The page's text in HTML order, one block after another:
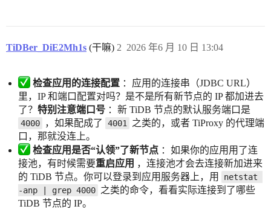
TiDBer_DiE2Mh1s (干嘛) 2026 年6 月 10 日 13:04
2
检查应用的连接配置 ：应用的连接串（JDBC URL）
里，IP 和端口配置对吗？是不是所有新节点的 IP 都加进去
了？ 特别注意端口号 ：新 TiDB 节点的默认服务端口是
4000 ，如果配成了 4001
之类的，或者 TiProxy 的代理端
口，那就没连上。
检查应用是否“认领”了新节点 ：如果你的应用用了连
接池，有时候需要重启应用 ，连接池才会去连接新加进来
的 TiDB 节点。你可以登录到应用服务器上，用
netstat
-anp | grep 4000 之类的命令，看看实际连接到了哪些
TiDB 节点的 IP。